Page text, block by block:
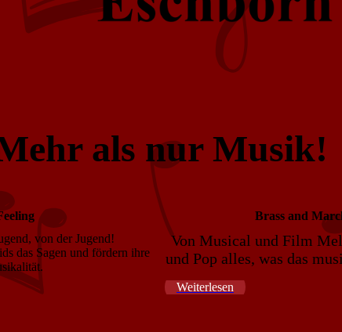
als nur Musik!
von der Jugend!
das Sagen und fördern ihre
Brass and
Von Musical und Film
und Pop alles, was das
Weiterlesen